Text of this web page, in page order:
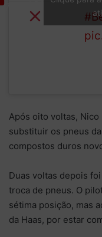
Após oito voltas,
substituir os pneus
compostos duros
Duas voltas depois
troca de pneus. O
sétima posição, mas
da Haas, por estar